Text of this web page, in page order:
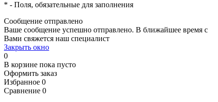
* - Поля, обязательные для заполнения
Сообщение отправлено
Ваше сообщение успешно отправлено. В ближайшее время с
Вами свяжется наш специалист
Закрыть окно
0
В корзине пока пусто
Оформить заказ
Избранное 0
Сравнение 0